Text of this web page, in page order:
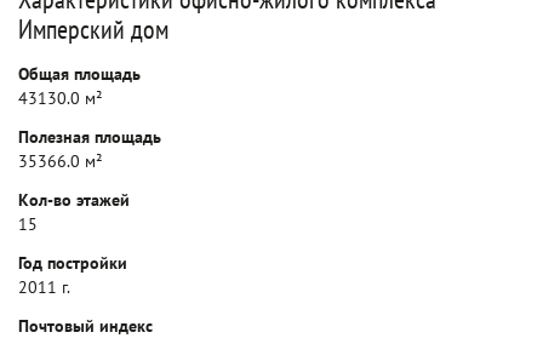
Имперский дом
Общая площадь
43130.0 м²
Полезная площадь
35366.0 м²
Кол-во этажей
15
Год постройки
2011 г.
Почтовый индекс